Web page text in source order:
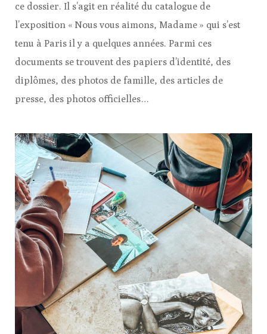
ce dossier. Il s’agit en réalité du catalogue de
l’exposition « Nous vous aimons, Madame » qui s’est
tenu à Paris il y a quelques années. Parmi ces
documents se trouvent des papiers d’identité, des
diplômes, des photos de famille, des articles de
presse, des photos officielles…